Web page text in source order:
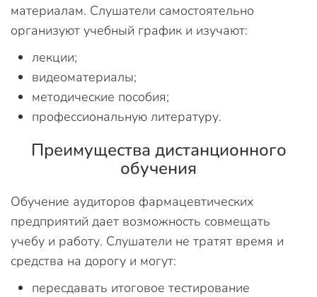
материалам. Слушатели самостоятельно
организуют учебный график и изучают:
лекции;
видеоматериалы;
методические пособия;
профессиональную литературу.
Преимущества дистанционного
обучения
Обучение аудиторов фармацевтических
предприятий дает возможность совмещать
учебу и работу. Слушатели не тратят время и
средства на дорогу и могут:
пересдавать итоговое тестирование